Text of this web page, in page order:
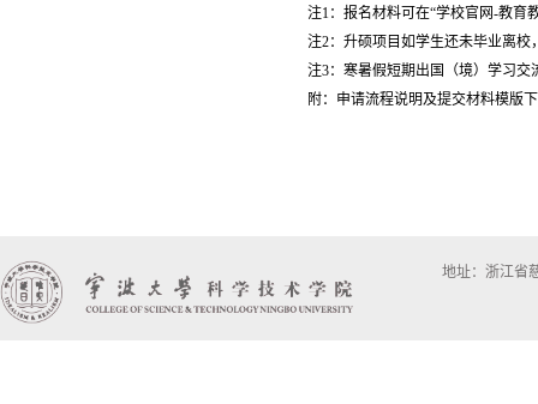
注1：报名材料可在“学校官网-教育
注2：升硕项目如学生还未毕业离
注3：寒暑假短期出国（境）学习
附：申请流程说明及提交材料模版
地址：浙江省